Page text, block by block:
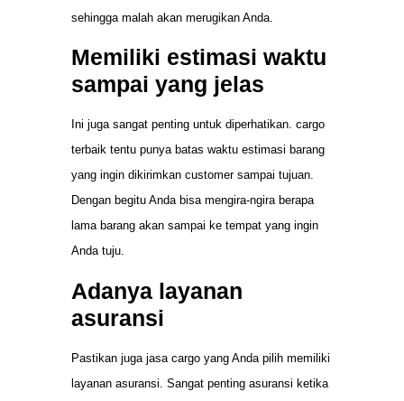
sehingga malah akan merugikan Anda.
Memiliki estimasi waktu
sampai yang jelas
Ini juga sangat penting untuk diperhatikan. cargo
terbaik tentu punya batas waktu estimasi barang
yang ingin dikirimkan customer sampai tujuan.
Dengan begitu Anda bisa mengira-ngira berapa
lama barang akan sampai ke tempat yang ingin
Anda tuju.
Adanya layanan
asuransi
Pastikan juga jasa cargo yang Anda pilih memiliki
layanan asuransi. Sangat penting asuransi ketika